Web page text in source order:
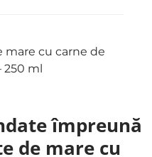
mare cu carne de
250 ml
Nr. 3,
începând cu 7
cartiere din
împreună
de mare cu